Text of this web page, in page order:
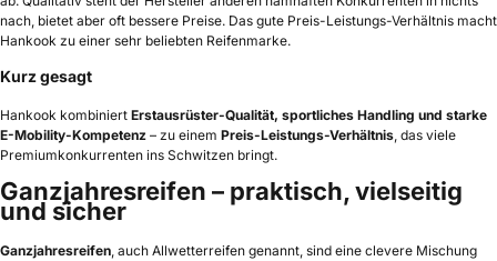
nach, bietet aber oft bessere Preise. Das gute Preis-Leistungs-Verhältnis macht
Hankook zu einer sehr beliebten Reifenmarke.
Kurz gesagt
Hankook kombiniert Erstausrüster-Qualität, sportliches Handling und starke
E-Mobility-Kompetenz – zu einem Preis-Leistungs-Verhältnis, das viele
Premiumkonkurrenten ins Schwitzen bringt.
Ganzjahresreifen – praktisch, vielseitig
und sicher
Ganzjahresreifen, auch Allwetterreifen genannt, sind eine clevere Mischung